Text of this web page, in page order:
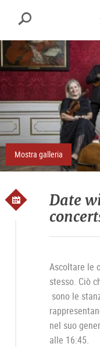
cerca
Mostra galleria
Date
Ascoltare le
stesso. Ciò
sono le
nel suo
alle 16:45.